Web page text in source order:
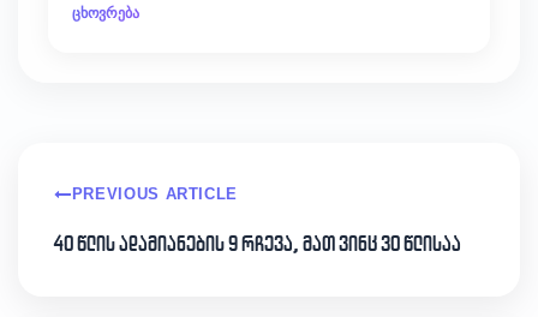
ცხოვრება
PREVIOUS ARTICLE
40 წლის ადამიანების 9 რჩევა, მათ ვინც 30 წლისაა